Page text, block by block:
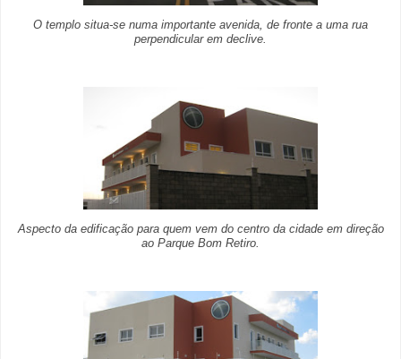
O templo situa-se numa importante avenida, de fronte a uma rua
perpendicular em declive.
Aspecto da edificação para quem vem do centro da cidade em direção
ao Parque Bom Retiro.